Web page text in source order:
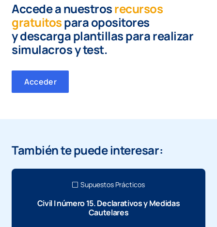
Accede a nuestrosrecursos
gratuitospara opositores
ydescarga plantillas para realizar
simulacros y test.
Acceder
También te puede interesar:
Supuestos Prácticos
Civil I número 15. Declarativos y Medidas
Cautelares